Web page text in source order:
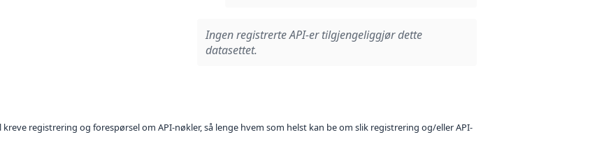
Ingen registrerte API-er tilgjengeliggjør dette
datasettet.
registrering og forespørsel om API-nøkler, så lenge hvem som helst kan be om slik registrering og/eller API-